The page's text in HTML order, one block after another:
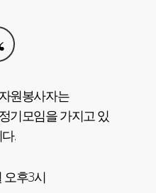
실히 필요합니다.
예수님과 행복한
과 소망을 가지고